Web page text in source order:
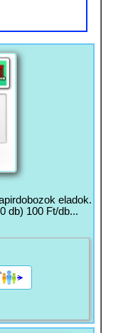
eladok.
db) 100 Ft/db...